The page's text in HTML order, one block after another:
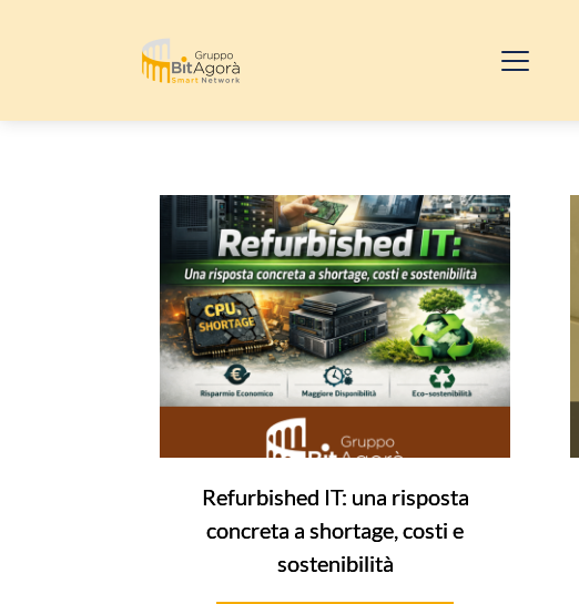
Refurbished IT: una risposta
concreta a shortage, costi e
sostenibilità